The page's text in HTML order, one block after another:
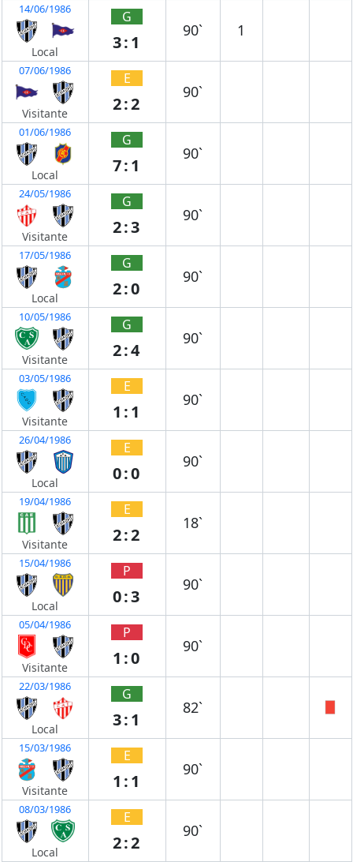
14/06/1986
Local
G
3:1
90` 1
07/06/1986
Visitante
E
2:2
90`
01/06/1986
Local
G
7:1
90`
24/05/1986
Visitante
G
2:3
90`
17/05/1986
Local
G
2:0
90`
10/05/1986
Visitante
G
2:4
90`
03/05/1986
Visitante
E
1:1
90`
26/04/1986
Local
E
0:0
90`
19/04/1986
Visitante
E
2:2
18`
15/04/1986
Local
P
0:3
90`
05/04/1986
Visitante
P
1:0
90`
22/03/1986
Local
G
3:1
82`
15/03/1986
Visitante
E
1:1
90`
08/03/1986
Local
E
2:2
90`